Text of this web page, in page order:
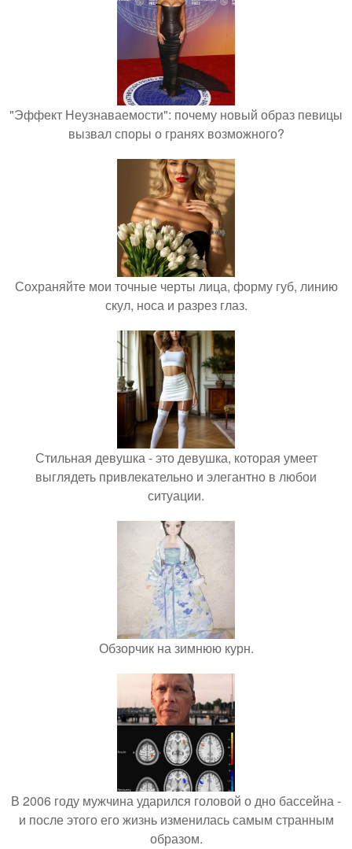
"Эффект Неузнаваемости": почему новый образ певицы
вызвал споры о гранях возможного?
Сохраняйте мои точные черты лица, форму губ, линию
скул, носа и разрез глаз.
Стильная девушка - это девушка, которая умеет
выглядеть привлекательно и элегантно в любои
ситуации.
Обзорчик на зимнюю курн.
В 2006 году мужчина ударился головой о дно бассейна -
и после этого его жизнь изменилась самым странным
образом.